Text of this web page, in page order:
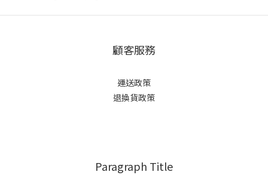
顧客服務
運送政策
退換貨政策
Paragraph Title